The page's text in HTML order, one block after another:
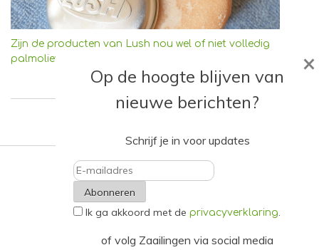
Zijn de producten van Lush nou wel of niet volledig
palmolievrij?
Op de hoogte blijven van
nieuwe berichten?
Schrijf je in voor updates
E-
mailadres
Ik ga akkoord met de privacyverklaring.
of volg Zaailingen via social media
×